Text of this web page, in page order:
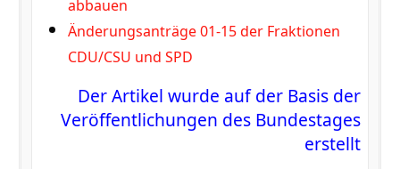
abbauen
Änderungsanträge 01-15 der Fraktionen
CDU/CSU und SPD
Der Artikel wurde auf der Basis der
Veröffentlichungen des Bundestages
erstellt